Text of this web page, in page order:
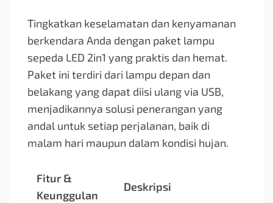
Tingkatkan keselamatan dan kenyamanan
berkendara Anda dengan paket lampu
sepeda LED 2in1 yang praktis dan hemat.
Paket ini terdiri dari lampu depan dan
belakang yang dapat diisi ulang via USB,
menjadikannya solusi penerangan yang
andal untuk setiap perjalanan, baik di
malam hari maupun dalam kondisi hujan.
Fitur &
Keunggulan
Deskripsi